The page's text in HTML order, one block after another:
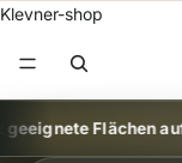
Klevner-shop
auf Glanz🚚Gratis